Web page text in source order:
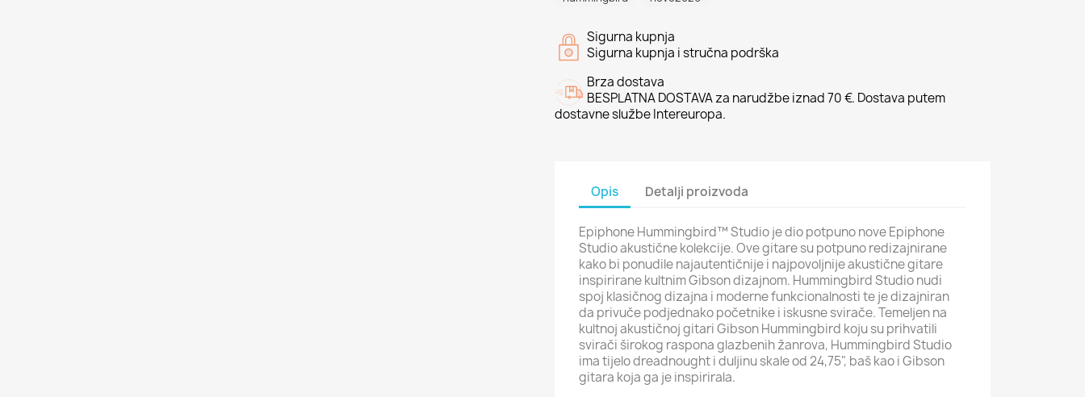
Sigurna kupnja
Sigurna kupnja i stručna podrška
Brza dostava
BESPLATNA DOSTAVA za narudžbe iznad 70 €. Dostava putem
dostavne službe Intereuropa.
Opis Detalji proizvoda
Epiphone Hummingbird™ Studio je dio potpuno nove Epiphone
Studio akustične kolekcije. Ove gitare su potpuno redizajnirane
kako bi ponudile najautentičnije i najpovoljnije akustične gitare
inspirirane kultnim Gibson dizajnom. Hummingbird Studio nudi
spoj klasičnog dizajna i moderne funkcionalnosti te je dizajniran
da privuče podjednako početnike i iskusne svirače. Temeljen na
kultnoj akustičnoj gitari Gibson Hummingbird koju su prihvatili
svirači širokog raspona glazbenih žanrova, Hummingbird Studio
ima tijelo dreadnought i duljinu skale od 24,75", baš kao i Gibson
gitara koja ga je inspirirala.